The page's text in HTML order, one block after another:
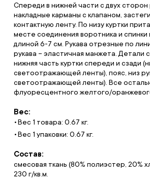
Спереди в нижней части с двух
накладные карманы с клапаном,
контактную ленту. По низу куртки
месте соединения воротника и
длиной 6-7 см. Рукава отрезные по
рукава – эластичная манжета. Детали
нижняя часть куртки спереди и сзади
светоотражающей ленты), пояс, низ
светоотражающей ленты). Все
флуоресцентного желтого/
Вес:
Вес 1 товара: 0.67 кг.
Вес 1 упаковки: 0.67 кг.
Состав:
смесовая ткань (80% полиэстер, 20%
230 г/кв.м.